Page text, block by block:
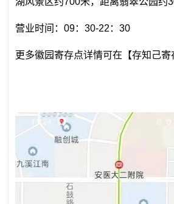
营业时间：09：30-22：30
更多徽园寄存点详情可在【存知己寄